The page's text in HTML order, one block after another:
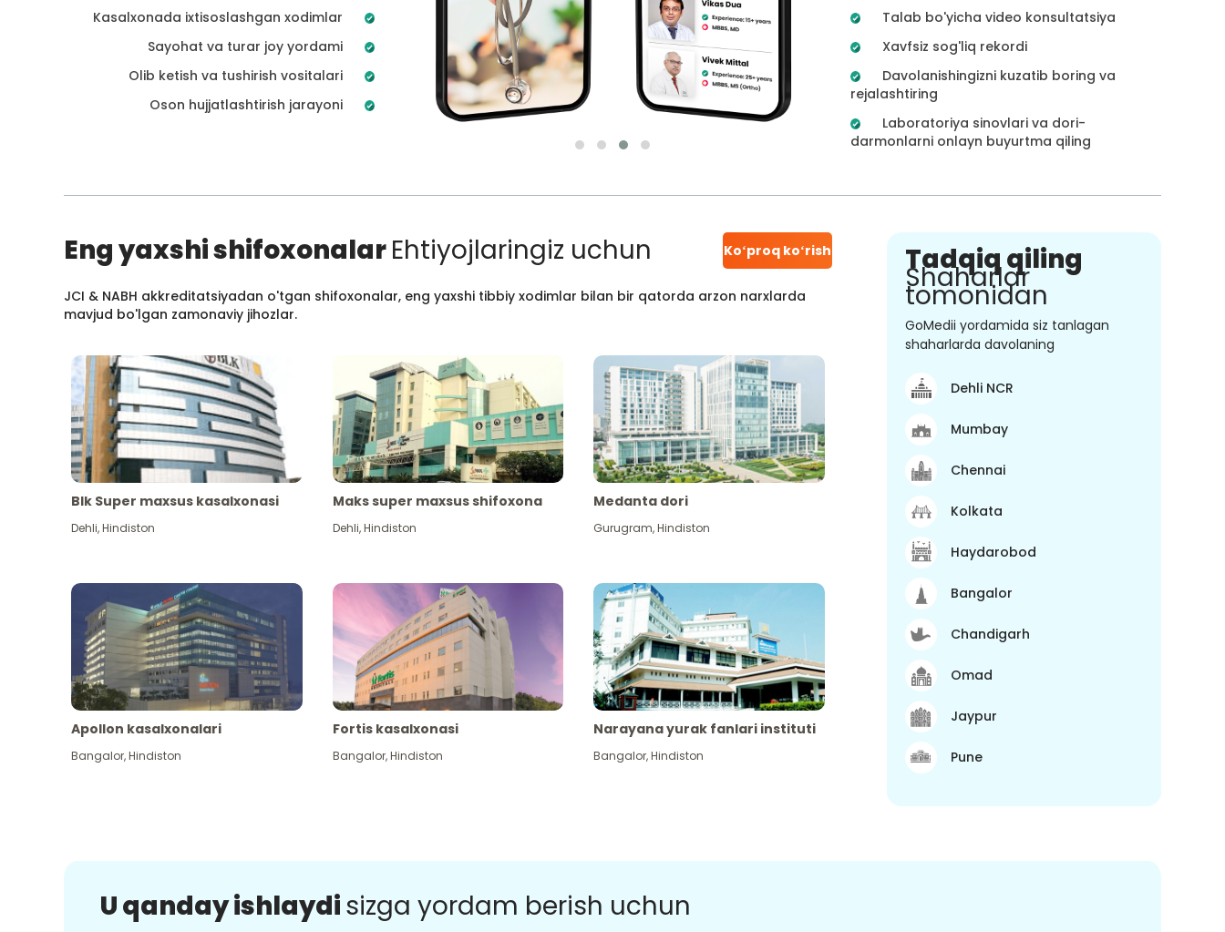
Kasalxonada ixtisoslashgan xodimlar
Sayohat va turar joy yordami
Olib ketish va tushirish vositalari
Oson hujjatlashtirish jarayoni
Talab bo'yicha video konsultatsiya
Xavfsiz sog'liq rekordi
Davolanishingizni kuzatib boring va
rejalashtiring
Laboratoriya sinovlari va dori-
darmonlarni onlayn buyurtma qiling
Eng yaxshi shifoxonalarEhtiyojlaringiz uchun Koʻproq koʻrish
JCI & NABH akkreditatsiyadan o'tgan shifoxonalar, eng yaxshi tibbiy xodimlar bilan bir qatorda arzon narxlarda
mavjud bo'lgan zamonaviy jihozlar.
Blk Super maxsus kasalxonasi
Dehli,Hindiston
Maks super maxsus shifoxona
Dehli,Hindiston
Medanta dori
Gurugram,Hindiston
Apollon kasalxonalari
Bangalor,Hindiston
Fortis kasalxonasi
Bangalor,Hindiston
Narayana yurak fanlari instituti
Bangalor,Hindiston
Tadqiq qiling
Shaharlar
tomonidan
GoMedii yordamida siz tanlagan
shaharlarda davolaning
Dehli NCR
Mumbay
Chennai
Kolkata
Haydarobod
Bangalor
Chandigarh
Omad
Jaypur
Pune
U qanday ishlaydisizga yordam berish uchun